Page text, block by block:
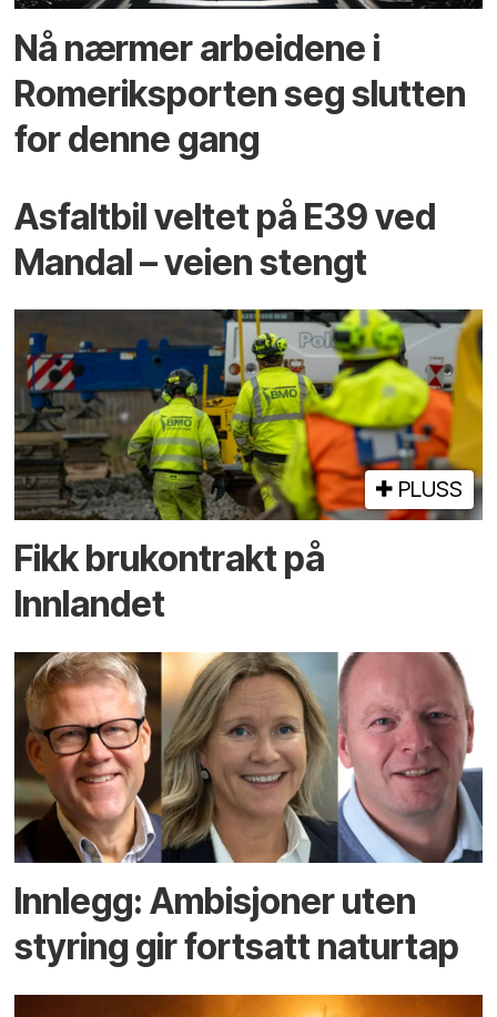
Nå nærmer arbeidene i
Romeriksporten seg slutten
for denne gang
Asfaltbil veltet på E39 ved
Mandal – veien stengt
PLUSS
Fikk brukontrakt på
Innlandet
Innlegg: Ambisjoner uten
styring gir fortsatt naturtap